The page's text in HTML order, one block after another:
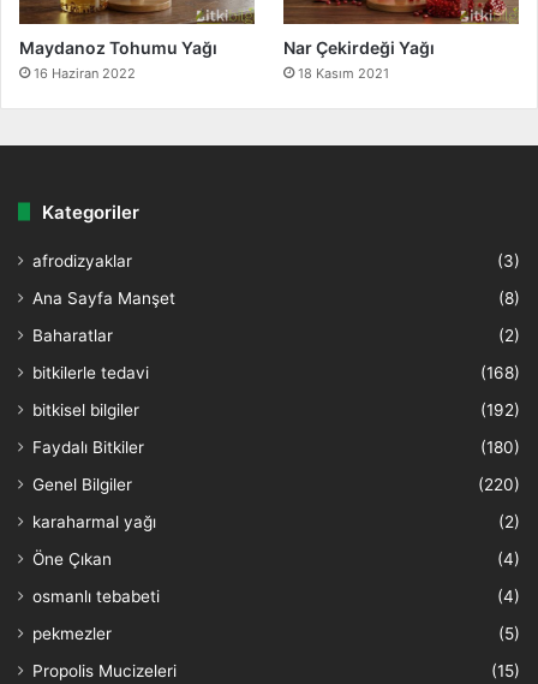
Maydanoz Tohumu Yağı
16 Haziran 2022
Nar Çekirdeği Yağı
18 Kasım 2021
Kategoriler
afrodizyaklar
(3)
Ana Sayfa Manşet
(8)
Baharatlar
(2)
bitkilerle tedavi
(168)
bitkisel bilgiler
(192)
Faydalı Bitkiler
(180)
Genel Bilgiler
(220)
karaharmal yağı
(2)
Öne Çıkan
(4)
osmanlı tebabeti
(4)
pekmezler
(5)
Propolis Mucizeleri
(15)